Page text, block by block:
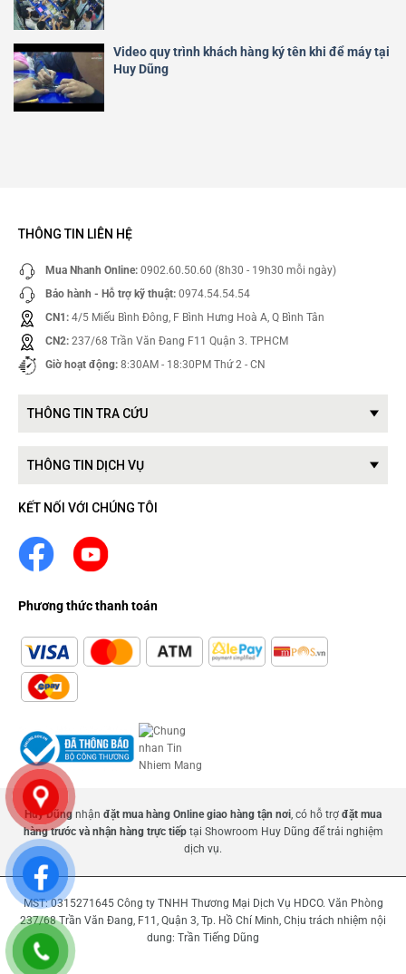
Video quy trình khách hàng ký tên khi để máy tại
Huy Dũng
THÔNG TIN LIÊN HỆ
Mua Nhanh Online: 0902.60.50.60 (8h30 - 19h30 mỗi ngày)
Bảo hành - Hỗ trợ kỹ thuật: 0974.54.54.54
CN1: 4/5 Miếu Bình Đông, F Bình Hưng Hoà A, Q Bình Tân
CN2: 237/68 Trần Văn Đang F11 Quận 3. TPHCM
Giờ hoạt động: 8:30AM - 18:30PM Thứ 2 - CN
THÔNG TIN TRA CỨU
THÔNG TIN DỊCH VỤ
KẾT NỐI VỚI CHÚNG TÔI
Phương thức thanh toán
Huy Dũngnhận đặt mua hàng Online giao hàng tận nơi, có hỗ trợ đặt mua
hàng trước và nhận hàng trực tiếptại Showroom Huy Dũng để trải nghiệm
dịch vụ.
MST: 0315271645 Công ty TNHH Thương Mại Dịch Vụ HDCO. Văn Phòng
237/68 Trần Văn Đang, F11, Quận 3, Tp. Hồ Chí Minh, Chịu trách nhiệm nội
dung: Trần Tiếng Dũng